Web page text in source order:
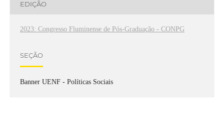
EDIÇÃO
2023: Congresso Fluminense de Pós-Graduação - CONPG
SEÇÃO
Banner UENF - Políticas Sociais